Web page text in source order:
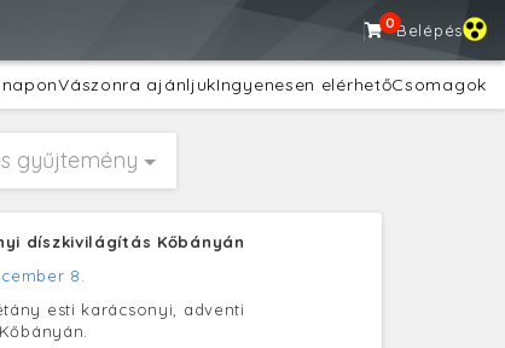
0Belépés
naponVászonra ajánljukIngyenesen elérhetőCsomagok
gyűjtemény
díszkivilágítás Kőbányán
8.
esti karácsonyi, adventi